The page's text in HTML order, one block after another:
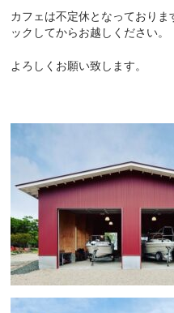
カフェは不定休となっており
ックしてからお越しください。
よろしくお願い致します。